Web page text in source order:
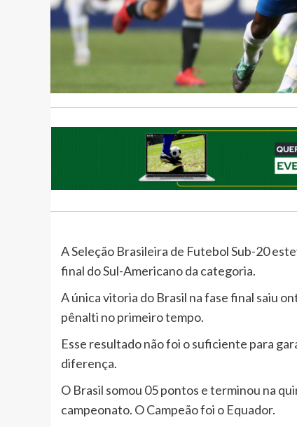
A Seleção Brasileira de Futebol Sub-20
final do Sul-Americano da categoria.
A única vitoria do Brasil na fase final saiu
pênalti no primeiro tempo.
Esse resultado não foi o suficiente para
diferença.
O Brasil somou 05 pontos e terminou na
campeonato. O Campeão foi o Equador.